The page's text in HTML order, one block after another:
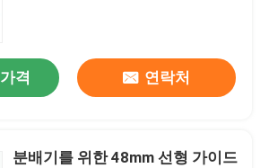
격 연락처
분배기를 위한 48mm 선형 가이드